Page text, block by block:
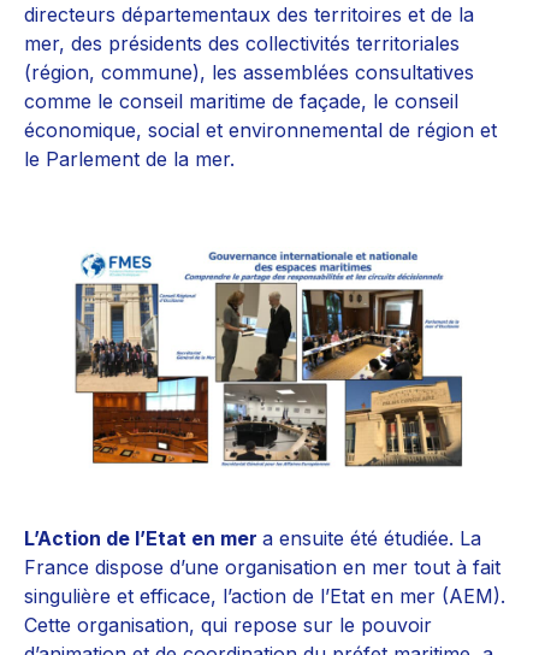
directeurs départementaux des territoires et de la
mer, des présidents des collectivités territoriales
(région, commune), les assemblées consultatives
comme le conseil maritime de façade, le conseil
économique, social et environnemental de région et
le Parlement de la mer.
L’Action de l’Etat en mer a ensuite été étudiée. La
France dispose d’une organisation en mer tout à fait
singulière et efficace, l’action de l’Etat en mer (AEM).
Cette organisation, qui repose sur le pouvoir